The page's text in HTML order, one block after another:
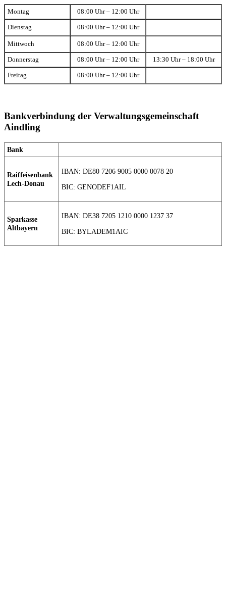
Montag 08:00 Uhr – 12:00 Uhr
Dienstag 08:00 Uhr – 12:00 Uhr
Mittwoch 08:00 Uhr – 12:00 Uhr
Donnerstag 08:00 Uhr – 12:00 Uhr 13:30 Uhr – 18:00 Uhr
Freitag 08:00 Uhr – 12:00 Uhr
Bankverbindung der Verwaltungsgemeinschaft
Aindling
Bank
Raiffeisenbank
Lech-Donau
IBAN: DE80 7206 9005 0000 0078 20
BIC: GENODEF1AIL
Sparkasse
Altbayern
IBAN: DE38 7205 1210 0000 1237 37
BIC: BYLADEM1AIC